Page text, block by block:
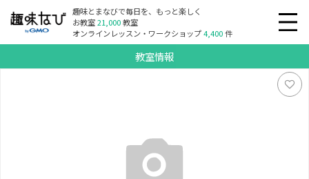
趣味とまなびで毎日を、もっと楽しく
お教室21,000教室
オンラインレッスン・ワークショップ4,400件
教室情報